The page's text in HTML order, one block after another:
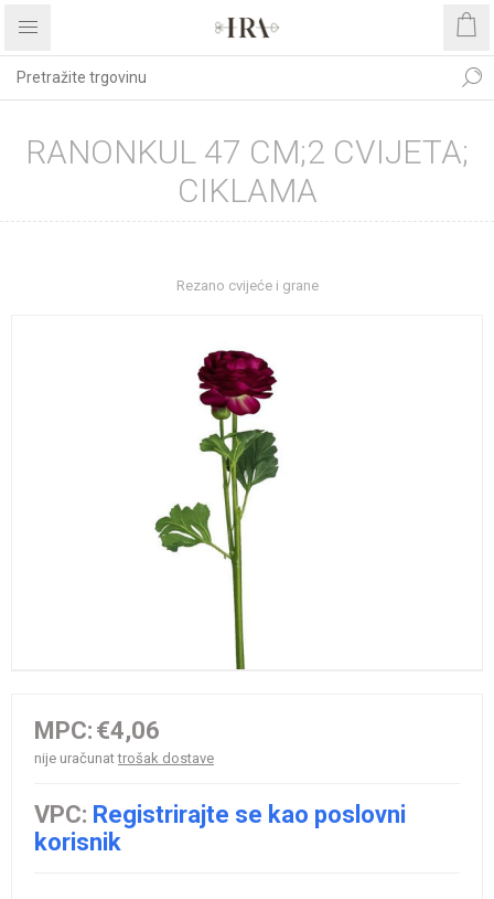
RANONKUL 47 CM;2 CVIJETA;
CIKLAMA
Rezano cvijeće i grane
MPC: €4,06
nije uračunattrošak dostave
VPC: Registrirajte se kao poslovni
korisnik